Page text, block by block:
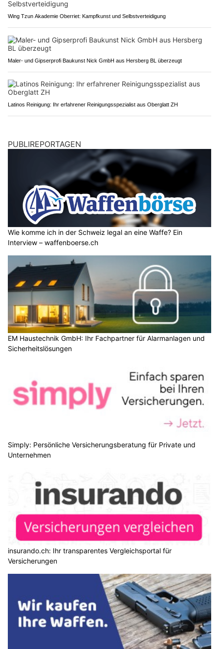
Wing Tzun Akademie Oberriet: Kampfkunst und Selbstverteidigung
Maler- und Gipserprofi Baukunst Nick GmbH aus Hersberg BL überzeugt
Latinos Reinigung: Ihr erfahrener Reinigungsspezialist aus Oberglatt ZH
PUBLIREPORTAGEN
Wie komme ich in der Schweiz legal an eine Waffe? Ein
Interview – waffenboerse.ch
EM Haustechnik GmbH: Ihr Fachpartner für Alarmanlagen und
Sicherheitslösungen
Simply: Persönliche Versicherungsberatung für Private und
Unternehmen
insurando.ch: Ihr transparentes Vergleichsportal für
Versicherungen